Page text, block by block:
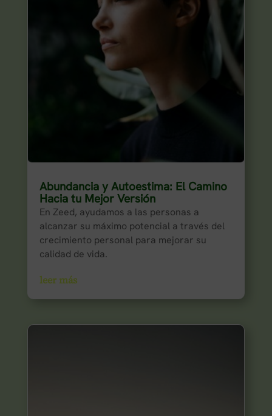
Abundancia y Autoestima: El Camino
Hacia tu Mejor Versión
En Zeed, ayudamos a las personas a
alcanzar su máximo potencial a través del
crecimiento personal para mejorar su
calidad de vida.
leer más